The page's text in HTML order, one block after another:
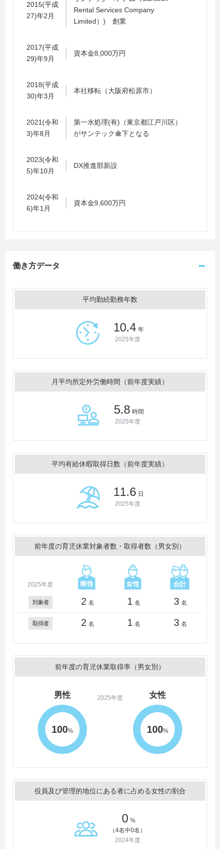
2015(平成
27)年2月
Rental Services Company
Limited）) 創業
2017(平成
29)年9月
資本金8,000万円
2018(平成
30)年3月
本社移転（大阪府松原市）
2021(令和
3)年8月
第一水処理(有)（東京都江戸川区）
がサンテック傘下となる
2023(令和
5)年10月
DX推進部新設
2024(令和
6)年1月
資本金9,600万円
働き方データ
平均勤続勤務年数
10.4 年
2025年度
月平均所定外労働時間（前年度実績）
5.8 時間
2025年度
平均有給休暇取得日数（前年度実績）
11.6 日
2025年度
前年度の育児休業対象者数・取得者数（男女別）
2025年度
対象者 2 名 1 名 3 名
取得者 2 名 1 名 3 名
前年度の育児休業取得率（男女別）
2025年度
男性
100%
女性
100%
役員及び管理的地位にある者に占める女性の割合
0 %
（4名中0名）
2024年度